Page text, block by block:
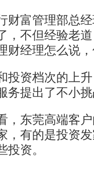
富管理部总经
，不但经验老
财经理怎么说
资档次的上升
务提出了不小
东莞高端客户
，有的是投资
资。